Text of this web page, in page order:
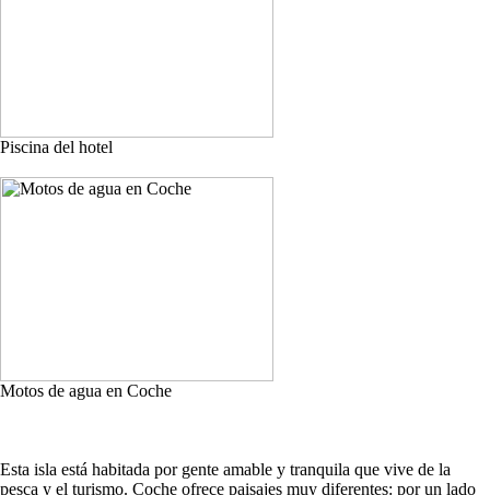
Piscina del hotel
Motos de agua en Coche
Esta isla está habitada por gente amable y tranquila que vive de la
pesca y el turismo. Coche ofrece paisajes muy diferentes: por un lado